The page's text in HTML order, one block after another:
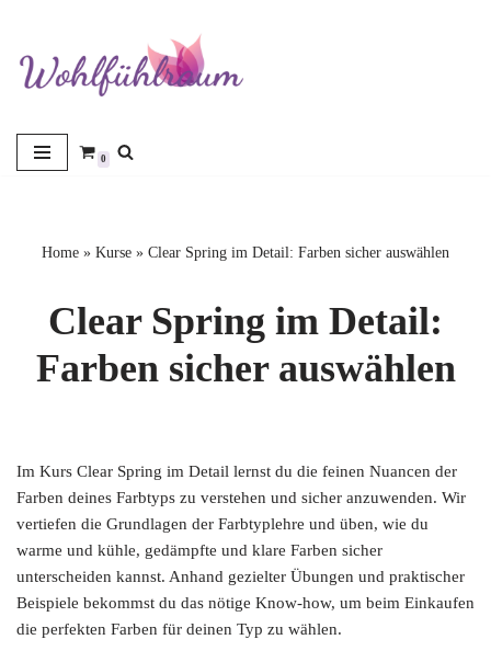
Zum
Inhalt
0
Home » Kurse » Clear Spring im Detail: Farben sicher auswählen
Clear Spring im Detail:
Farben sicher auswählen
Im Kurs Clear Spring im Detail lernst du die feinen Nuancen der
Farben deines Farbtyps zu verstehen und sicher anzuwenden. Wir
vertiefen die Grundlagen der Farbtyplehre und üben, wie du
warme und kühle, gedämpfte und klare Farben sicher
unterscheiden kannst. Anhand gezielter Übungen und praktischer
Beispiele bekommst du das nötige Know-how, um beim Einkaufen
die perfekten Farben für deinen Typ zu wählen.